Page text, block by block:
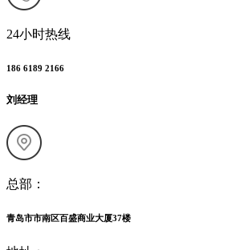
24小时热线
186 6189 2166
刘经理
总部：
青岛市市南区百盛商业大厦37楼